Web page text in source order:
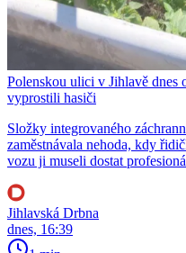
Polenskou ulici v Jihlavě dnes
vyprostili hasiči
Složky integrovaného
zaměstnávala nehoda, kdy
vozu ji museli dostat
Jihlavská Drbna
dnes, 16:39